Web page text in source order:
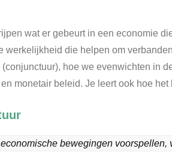
wat er gebeurt in een economie
werkelijkheid die helpen om
hoe we evenwichten in
monetair beleid. Je leert ook hoe
bewegingen voorspellen,